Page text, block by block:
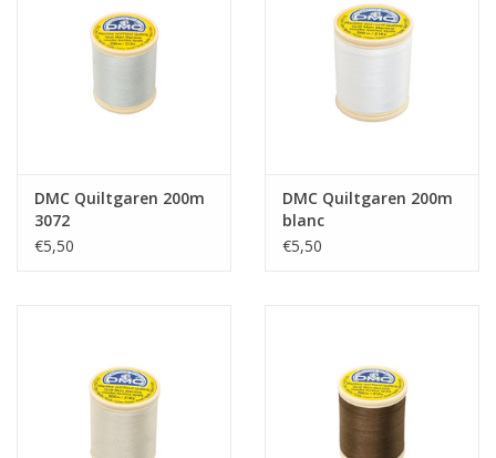
DMC Quiltgaren 200m
3072
€5,50
DMC Quiltgaren 200m
blanc
€5,50